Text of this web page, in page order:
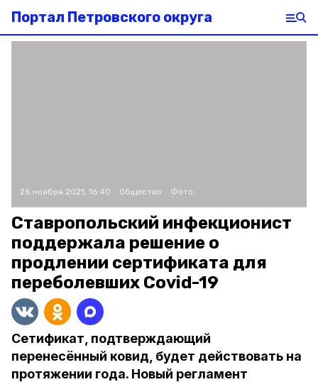
Портал Петровского округа
25 ноября 2021, 16:40 Общество Фото:
Ставропольский инфекционист
поддержала решение о
продлении сертификата для
переболевших Covid-19
Сетификат, подтверждающий
перенесённый ковид, будет действовать на
протяжении года. Новый регламент